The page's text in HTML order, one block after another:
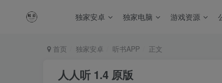
独家安卓 独家电脑 游戏资源
首页 独家安卓 听书APP 正文
人人听 1.4 原版